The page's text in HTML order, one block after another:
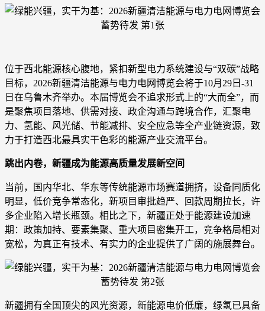
位于西北能源核心腹地，紧扣新型电力系统建设与“双碳”战略
目标，2026新疆清洁能源与电力电网博览会将于10月29日-31
日在乌鲁木齐举办。本届博览会不追求形式上的“大而全”，而
是聚焦项目落地、供需对接、政企沟通与跨境合作，汇聚电
力、氢能、风光储、节能减排、安全应急等全产业链资源，致
力于打造西北最具实干色彩的能源产业交流平台。
跳出内卷，新疆成为能源高质量发展新空间
当前，国内华北、华东等传统能源市场赛道拥挤，设备同质化
明显，低价竞争常态化，新项目审批趋严、回款周期拉长，许
多企业陷入增长瓶颈。相比之下，新疆正处于能源建设加速
期：政策加持、要素集聚、重大项目密集开工，竞争格局相对
宽松，为真正有技术、有实力的企业提供了广阔的施展舞台。
新疆拥有全国顶尖的风光资源，新能源电价低廉，绿氢已具备